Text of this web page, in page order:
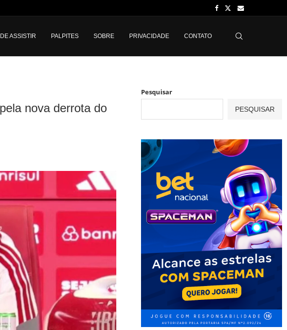
ASSISTIR PALPITES SOBRE PRIVACIDADE CONTATO
nova derrota do
Pesquisar
PESQUISAR